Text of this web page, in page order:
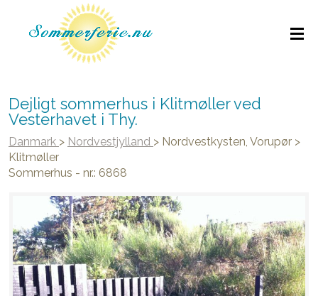
Dejligt sommerhus i Klitmøller ved
Vesterhavet i Thy.
Danmark > Nordvestjylland > Nordvestkysten, Vorupør >
Klitmøller
Sommerhus - nr.: 6868